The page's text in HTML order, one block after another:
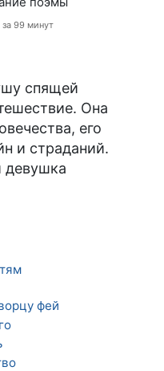
99 минут
спящей
Она
его
и страданий.
девушка
фей